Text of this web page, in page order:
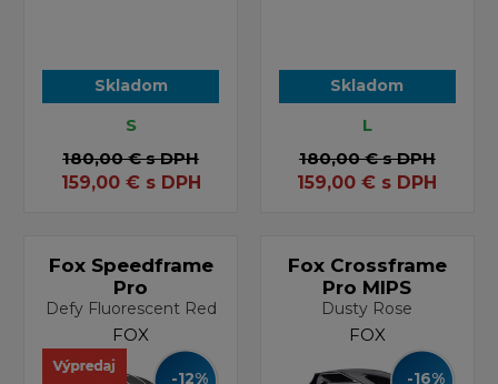
Skladom
S
180,00 €s DPH
159,00€ s DPH
Skladom
L
180,00 €s DPH
159,00 € s DPH
Fox Speedframe
Pro
Defy Fluorescent Red
FOX
-12%
Fox Crossframe
Pro MIPS
Dusty Rose
FOX
-16%